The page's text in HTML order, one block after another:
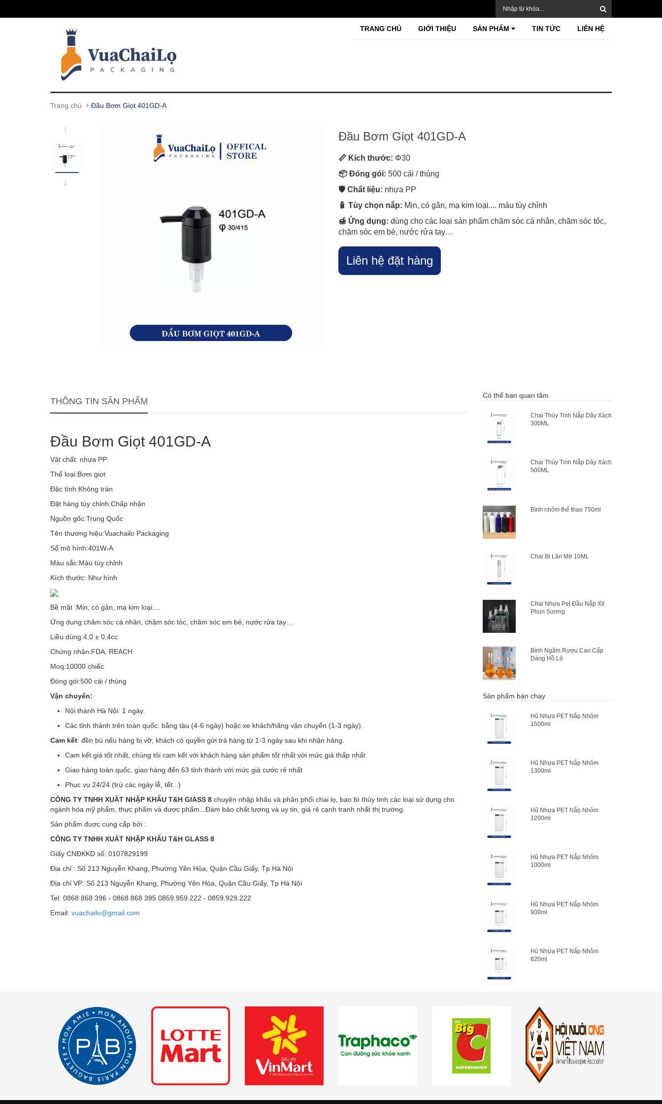
TRANG CHỦ GIỚI THIỆU SẢN PHẨM TIN TỨC LIÊN HỆ
Trang chủ Đầu Bơm Giọt 401GD-A
Đầu Bơm Giọt 401GD-A
📏 Kích thước: Φ30
📦 Đóng gói: 500 cái / thùng
🛡️ Chất liệu: nhựa PP
🧴 Tùy chọn nắp: Mịn, có gân, mạ kim loại.... màu tùy chỉnh
🍯 Ứng dụng: dùng cho các loại sản phẩm chăm sóc cá nhân, chăm sóc tóc,
chăm sóc em bé, nước rửa tay…
Liên hệ đặt hàng
THÔNG TIN SẢN PHẨM
Đầu Bơm Giọt 401GD-A
Vật chất: nhựa PP
Thể loại:Bơm giọt
Đặc tính:Không tràn
Đặt hàng tùy chỉnh:Chấp nhận
Nguồn gốc:Trung Quốc
Tên thương hiệu:Vuachailo Packaging
Số mô hình:401W-A
Màu sắc:Màu tùy chỉnh
Kích thước: Như hình
Bề mặt :Mịn, có gân, mạ kim loại....
Ứng dụng:chăm sóc cá nhân, chăm sóc tóc, chăm sóc em bé, nước rửa tay…
Liều dùng:4,0 ± 0,4cc
Chứng nhận:FDA, REACH
Moq:10000 chiếc
Đóng gói:500 cái / thùng
Vận chuyển:
Nội thành Hà Nội: 1 ngày.
Các tỉnh thành trên toàn quốc: bằng tàu (4-6 ngày) hoặc xe khách/hãng vận chuyển (1-3 ngày).
Cam kết: đền bù nếu hàng bị vỡ, khách có quyền gửi trả hàng từ 1-3 ngày sau khi nhận hàng.
Cam kết giá tốt nhất, chúng tôi cam kết với khách hàng sản phẩm tốt nhất với mức giá thấp nhất
Giao hàng toàn quốc, giao hàng đến 63 tỉnh thành với mức giá cước rẻ nhất
Phục vụ 24/24 (trừ các ngày lễ, tết...)
CÔNG TY TNHH XUẤT NHẬP KHẨU T&H GlASS 8 chuyên nhập khẩu và phân phối chai lọ, bao bì thủy tinh các loại sử dụng cho
ngành hóa mỹ phẩm, thực phẩm và dược phẩm...Đảm bảo chất lượng và uy tin, giá rẻ cạnh tranh nhất thị trường.
Sản phẩm đuợc cung cấp bởi :
CÔNG TY TNHH XUẤT NHẬP KHẨU T&H GLASS 8
Giấy CNĐKKD số: 0107829199
Địa chỉ : Số 213 Nguyễn Khang, Phường Yên Hòa, Quận Cầu Giấy, Tp Hà Nội
Địa chỉ VP: Số 213 Nguyễn Khang, Phường Yên Hòa, Quận Cầu Giấy, Tp Hà Nội
Tel: 0868 868 396 - 0868 868 395 0859.959.222 - 0859.929.222
Email: vuachailo@gmail.com
Có thể bạn quan tâm
Chai Thủy Tinh Nắp Dây Xách
300ML
Chai Thủy Tinh Nắp Dây Xách
500ML
Bình nhôm thể thao 750ml
Chai Bi Lăn Mờ 10ML
Chai Nhựa Pet Đầu Nắp Xịt
Phun Sương
Bình Ngâm Rượu Cao Cấp
Dáng Hồ Lô
Sản phẩm bán chạy
Hũ Nhựa PET Nắp Nhôm
1500ml
Hũ Nhựa PET Nắp Nhôm
1300ml
Hũ Nhựa PET Nắp Nhôm
1200ml
Hũ Nhựa PET Nắp Nhôm
1000ml
Hũ Nhựa PET Nắp Nhôm
900ml
Hũ Nhựa PET Nắp Nhôm
820ml